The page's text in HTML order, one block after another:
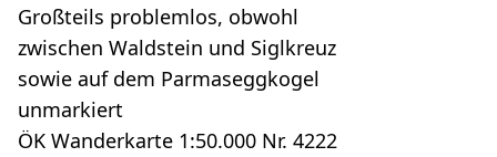
Großteils problemlos, obwohl
zwischen Waldstein und Siglkreuz
sowie auf dem Parmaseggkogel
unmarkiert
ÖK Wanderkarte 1:50.000 Nr. 4222